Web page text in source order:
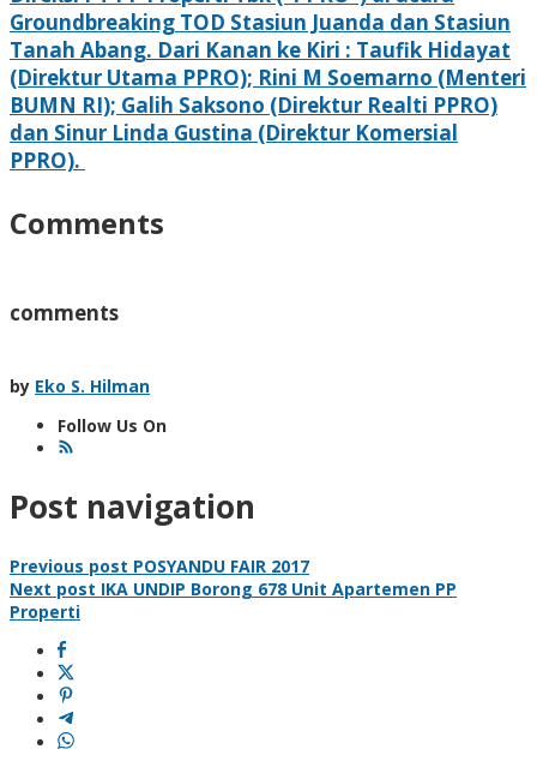
Groundbreaking TOD Stasiun Juanda dan Stasiun
Tanah Abang. Dari Kanan ke Kiri : Taufik Hidayat
(Direktur Utama PPRO); Rini M Soemarno (Menteri
BUMN RI); Galih Saksono (Direktur Realti PPRO)
dan Sinur Linda Gustina (Direktur Komersial
PPRO).
Comments
comments
by Eko S. Hilman
Follow Us On
Post navigation
Previous post POSYANDU FAIR 2017
Next post IKA UNDIP Borong 678 Unit Apartemen PP
Properti